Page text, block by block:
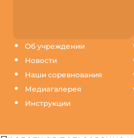
Об учреждении
Новости
Наши соревнования
Медиагалерея
Инструкции